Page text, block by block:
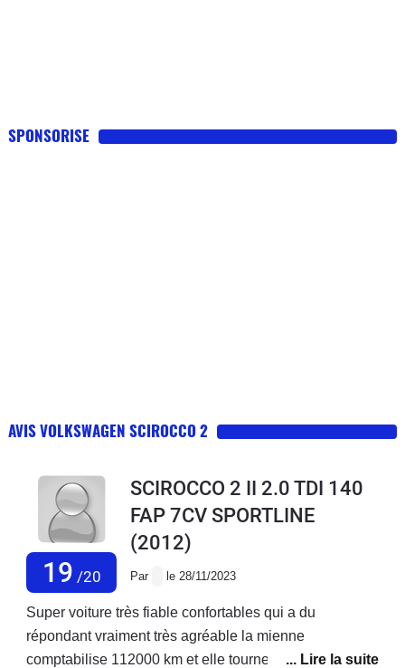
SPONSORISE
AVIS VOLKSWAGEN SCIROCCO 2
19 /20
SCIROCCO 2 II 2.0 TDI 140
FAP 7CV SPORTLINE
(2012)
Par le 28/11/2023
Super voiture très fiable confortables qui a du
répondant vraiment très agréable la mienne
comptabilise 112000 km et elle tourne comme une